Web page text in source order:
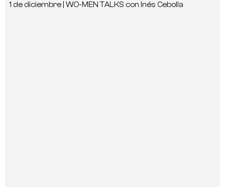
1 de diciembre | WO-MEN TALKS con Inés Cebolla